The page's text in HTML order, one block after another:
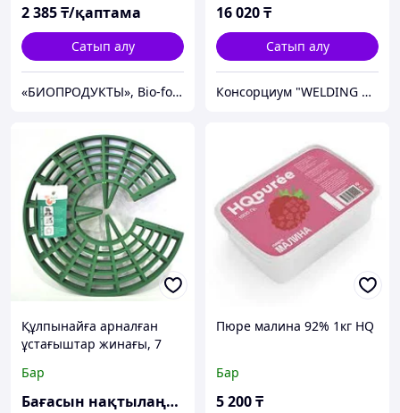
2 385₸/қаптама
Сатып алу
«БИОПРОДУКТЫ», Bio-food
16 020₸
Сатып алу
Консорциум "WELDING GROUP"
Құлпынайға арналған
ұстағыштар жинағы, 7
Бар
Бағасын нақтылаңыз
Пюре малина 92% 1кг HQ
Бар
5 200₸